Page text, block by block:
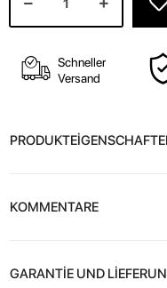
Schneller
Versand
KOMMENTARE
GARANTİE UND